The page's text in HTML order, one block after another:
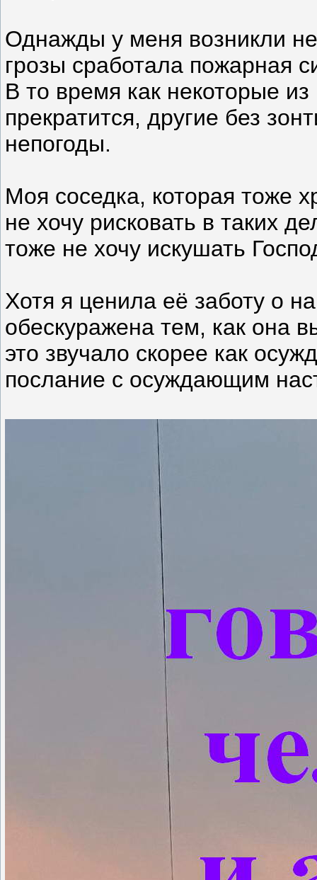
Однажды у меня возникли
грозы сработала пожарная
В то время как некоторые
прекратится, другие без
непогоды.
Моя соседка, которая тоже
не хочу рисковать в таких
тоже не хочу искушать
Хотя я ценила её заботу о
обескуражена тем, как она
это звучало скорее как
послание с осуждающим